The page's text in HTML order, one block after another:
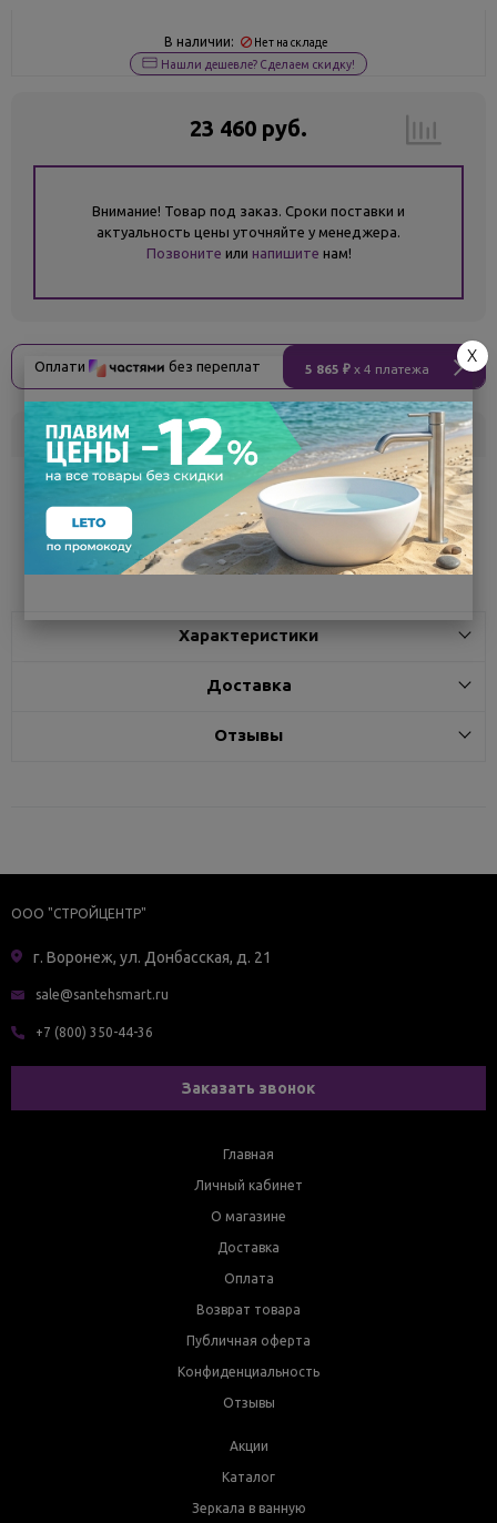
В наличии: Нет на складе
Нашли дешевле? Сделаем скидку!
23 460 руб.
Внимание! Товар под заказ. Сроки поставки и
актуальность цены уточняйте у менеджера.
Позвоните или напишите нам!
Оплати без переплат 5 865 ₽ x 4 платежа
Склад Кол-во Срок поставки
Белгород под заказ 7 - 14 дней
Поделиться
Характеристики
Доставка
Отзывы
ООО "СТРОЙЦЕНТР"
г. Воронеж, ул. Донбасская, д. 21
sale@santehsmart.ru
+7 (800) 350-44-36
Заказать звонок
Главная
Личный кабинет
О магазине
Доставка
Оплата
Возврат товара
Публичная оферта
Конфиденциальность
Отзывы
Акции
Каталог
Зеркала в ванную
X